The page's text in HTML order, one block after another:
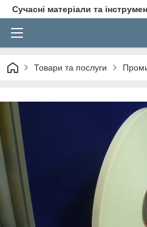
Сучасні матеріали та
Товари та послуги